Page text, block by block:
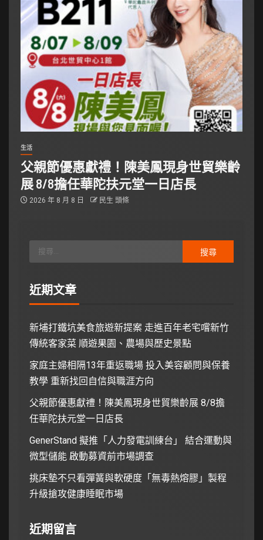
生活
父親節優惠獻禮！陳美鳳現身世貿樂齡
展 8/8擔任華陀扶元堂一日店長
2026 年 8 月 8 日 民生 頭條
近期文章
新埔打鐵坑美食旅遊新提案 走進百年老宅嚐新竹
傳統客家菜 順遊果園、農場與歷史景點
家庭主婦相隔13年重返職場 投入美容顧問與保養
教學 重新找回自信與職涯方向
父親節優惠獻禮！陳美鳳現身世貿樂齡展 8/8擔
任華陀扶元堂一日店長
GenerStand 擬推「人力發電訓練台」 結合運動與
微型儲能 啟動募資前市場調查
挑床墊不只看彈簧與軟硬度「無毒熱熔膠」製程
升級搶攻健康睡眠市場
近期留言